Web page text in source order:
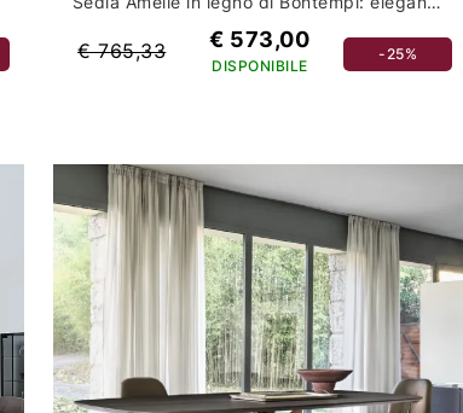
€ 765,33 € 573,00
DISPONIBILE
-25%